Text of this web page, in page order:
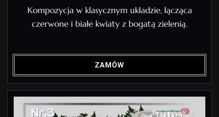
Kompozycja w klasycznym układzie, łącząca
czerwone i białe kwiaty z bogatą zielenią.
ZAMÓW